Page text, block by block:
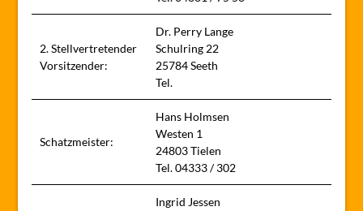
2. Stellvertretender
Vorsitzender:
Dr. Perry Lange
Schulring 22
25784 Seeth
Tel.
Schatzmeister:
Hans Holmsen
Westen 1
24803 Tielen
Tel. 04333 / 302
Ingrid Jessen